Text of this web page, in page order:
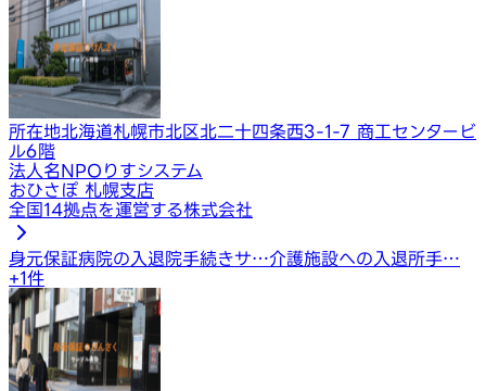
所在地北海道札幌市北区北二十四条西3-1-7 商工センタービ
ル6階
法人名NPOりすシステム
おひさぽ 札幌支店
全国14拠点を運営する株式会社
身元保証病院の入退院手続きサ…介護施設への入退所手…
+1件